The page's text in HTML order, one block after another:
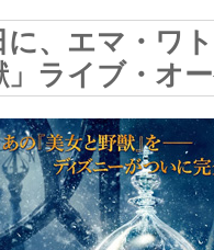
に、エマ・ワ
」ライブ・オ